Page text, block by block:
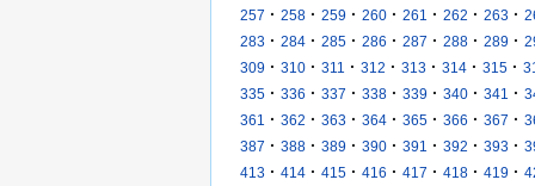
257 · 258 · 259 · 260 · 261 · 262 · 263 ·
283 · 284 · 285 · 286 · 287 · 288 · 289 ·
309 · 310 · 311 · 312 · 313 · 314 · 315 ·
335 · 336 · 337 · 338 · 339 · 340 · 341 ·
361
· 362 · 363 · 364 · 365 · 366 · 367 ·
387 · 388 · 389 · 390 · 391 · 392 · 393 ·
413 · 414 · 415 · 416 · 417 · 418 · 419 ·